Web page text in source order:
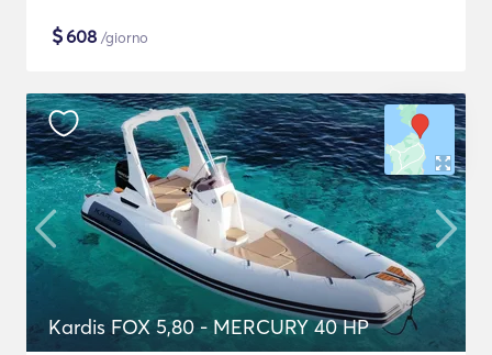
$608 /giorno
Kardis FOX 5,80 - MERCURY 40 HP